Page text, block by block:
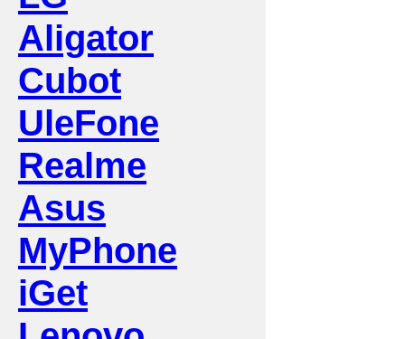
Aligator
Cubot
UleFone
Realme
Asus
MyPhone
iGet